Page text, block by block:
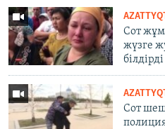
Сот
жүзге
білдірді
Сот